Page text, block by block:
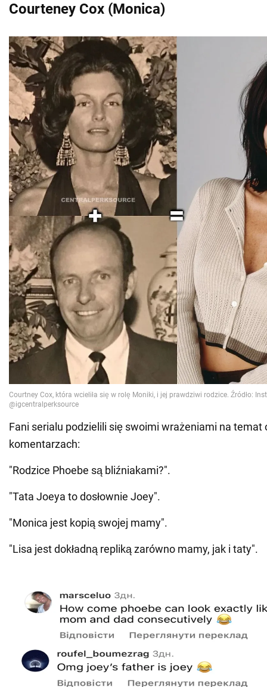
Courteney Cox (Monica)
Fani serialu podzielili się swoimi wrażeniami na temat
komentarzach:
"Rodzice Phoebe są bliźniakami?".
"Tata Joeya to dosłownie Joey".
"Monica jest kopią swojej mamy".
"Lisa jest dokładną repliką zarówno mamy, jak i taty".